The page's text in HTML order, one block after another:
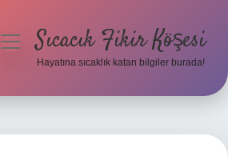
menüyüSıcacık Fikir Köşesi
Hayatına sıcaklık katan bilgiler burada!